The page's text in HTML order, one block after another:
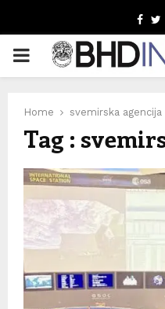
PRIMARY
Home svemirska agencija
Tag :